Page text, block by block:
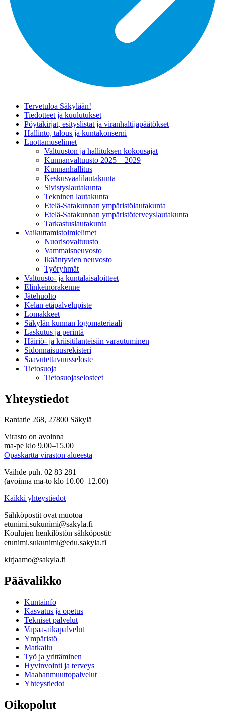
Tervetuloa Säkylään!
Tiedotteet ja kuulutukset
Pöytäkirjat, esityslistat ja viranhaltijapäätökset
Hallinto, talous ja kuntakonserni
Luottamuselimet
Valtuuston ja hallituksen kokousajat
Kunnanvaltuusto 2025 – 2029
Kunnanhallitus
Keskusvaalilautakunta
Sivistyslautakunta
Tekninen lautakunta
Etelä-Satakunnan ympäristölautakunta
Etelä-Satakunnan ympäristöterveyslautakunta
Tarkastuslautakunta
Vaikuttamistoimielimet
Nuorisovaltuusto
Vammaisneuvosto
Ikääntyvien neuvosto
Työryhmät
Valtuusto- ja kuntalaisaloitteet
Elinkeinorakenne
Jätehuolto
Kelan etäpalvelupiste
Lomakkeet
Säkylän kunnan logomateriaali
Laskutus ja perintä
Häiriö- ja kriisitilanteisiin varautuminen
Sidonnaisuusrekisteri
Saavutettavuusseloste
Tietosuoja
Tietosuojaselosteet
Yhteystiedot
Rantatie 268, 27800 Säkylä
Virasto on avoinna
ma-pe klo 9.00–15.00
Opaskartta viraston alueesta
Vaihde puh. 02 83 281
(avoinna ma-to klo 10.00–12.00)
Kaikki yhteystiedot
Sähköpostit ovat muotoa
etunimi.sukunimi@sakyla.fi
Koulujen henkilöstön sähköpostit:
etunimi.sukunimi@edu.sakyla.fi
kirjaamo@sakyla.fi
Päävalikko
Kunta­info
Kasvatus ja opetus
Tekniset palvelut
Vapaa-aika­palvelut
Ympä­ristö
Mat­kailu
Työ ja yrittä­minen
Hyvinvointi ja terveys
Maahanmuuttopalvelut
Yhteystiedot
Oikopolut